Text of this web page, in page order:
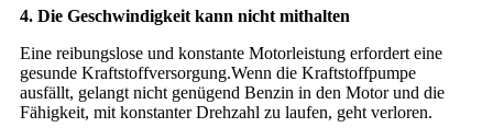
4. Die Geschwindigkeit kann nicht mithalten
Eine reibungslose und konstante Motorleistung erfordert eine
gesunde Kraftstoffversorgung.Wenn die Kraftstoffpumpe
ausfällt, gelangt nicht genügend Benzin in den Motor und die
Fähigkeit, mit konstanter Drehzahl zu laufen, geht verloren.